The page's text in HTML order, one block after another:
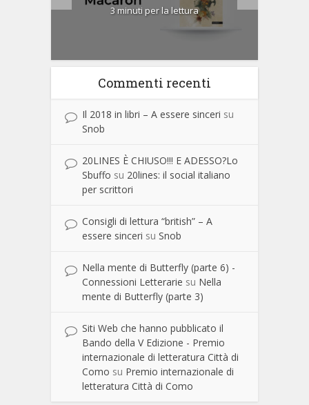
3 minuti per la lettura
Commenti recenti
Il 2018 in libri – A essere sinceri su
Snob
20LINES È CHIUSO!!! E ADESSO?Lo
Sbuffo su 20lines: il social italiano
per scrittori
Consigli di lettura “british” – A
essere sinceri su Snob
Nella mente di Butterfly (parte 6) -
Connessioni Letterarie su Nella
mente di Butterfly (parte 3)
Siti Web che hanno pubblicato il
Bando della V Edizione - Premio
internazionale di letteratura Città di
Como su Premio internazionale di
letteratura Città di Como